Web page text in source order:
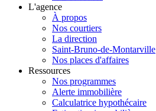
L'agence
À propos
Nos courtiers
La direction
Saint-Bruno-de-Montarville
Nos places d'affaires
Ressources
Nos programmes
Alerte immobilière
Calculatrice hypothécaire